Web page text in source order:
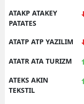
ATAKP ATAKEY
PATATES
ATATP ATP YAZILIM
ATATR ATA TURIZM
ATEKS AKIN
TEKSTIL